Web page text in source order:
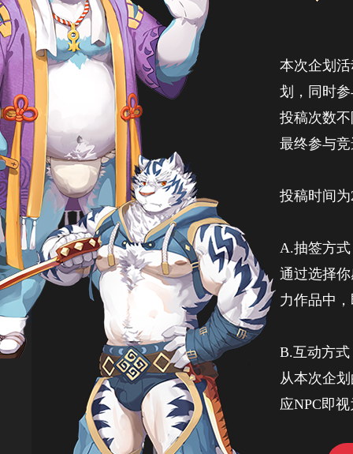
本次企划
划，同时
投稿次数
最终参与
投稿时间
A.抽签方
通过选择
力作品中
B.互动方式
从本次企
应NPC即